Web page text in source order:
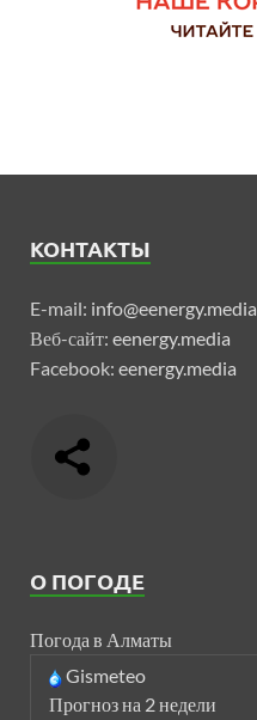
КОНТАКТЫ
E-mail: info@eenergy.media
Веб-сайт: eenergy.media
Facebook: eenergy.media
О ПОГОДЕ
Погода в Алматы
Gismeteo
Прогноз на 2 недели